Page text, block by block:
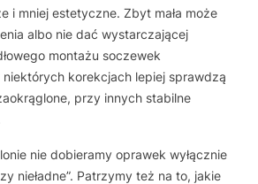
i mniej estetyczne. Zbyt mała może
albo nie dać wystarczającej
montażu soczewek
korekcjach lepiej sprawdzą
przy innych stabilne
nie dobieramy oprawek wyłącznie
nieładne”. Patrzymy też na to, jakie